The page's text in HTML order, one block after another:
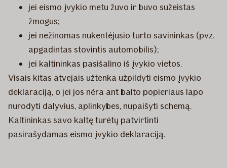
jei eismo įvykio metu žuvo ir buvo sužeistas
žmogus;
jei nežinomas nukentėjusio turto savininkas (pvz.
apgadintas stovintis automobilis);
jei kaltininkas pasišalino iš įvykio vietos.
Visais kitas atvejais užtenka užpildyti eismo įvykio
deklaraciją, o jei jos nėra ant balto popieriaus lapo
nurodyti dalyvius, aplinkybes, nupaišyti schemą.
Kaltininkas savo kaltę turėtų patvirtinti
pasirašydamas eismo įvykio deklaraciją.